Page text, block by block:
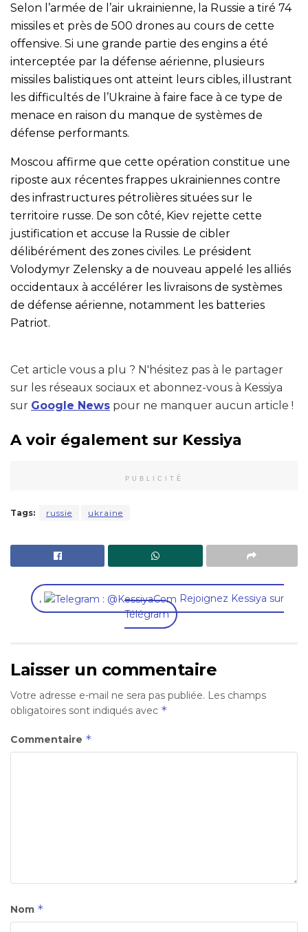
Selon l’armée de l’air ukrainienne, la Russie a tiré 74
missiles et près de 500 drones au cours de cette
offensive. Si une grande partie des engins a été
interceptée par la défense aérienne, plusieurs
missiles balistiques ont atteint leurs cibles, illustrant
les difficultés de l’Ukraine à faire face à ce type de
menace en raison du manque de systèmes de
défense performants.
Moscou affirme que cette opération constitue une
riposte aux récentes frappes ukrainiennes contre
des infrastructures pétrolières situées sur le
territoire russe. De son côté, Kiev rejette cette
justification et accuse la Russie de cibler
délibérément des zones civiles. Le président
Volodymyr Zelensky a de nouveau appelé les alliés
occidentaux à accélérer les livraisons de systèmes
de défense aérienne, notamment les batteries
Patriot.
Cet article vous a plu ? N'hésitez pas à le partager
sur les réseaux sociaux et abonnez-vous à Kessiya
sur Google News pour ne manquer aucun article !
A voir également sur Kessiya
PUBLICITÉ
Tags: russie ukraine
,
Rejoignez Kessiya sur
Télégram
Laisser un commentaire
Votre adresse e-mail ne sera pas publiée. Les champs
obligatoires sont indiqués avec *
Commentaire *
Nom *